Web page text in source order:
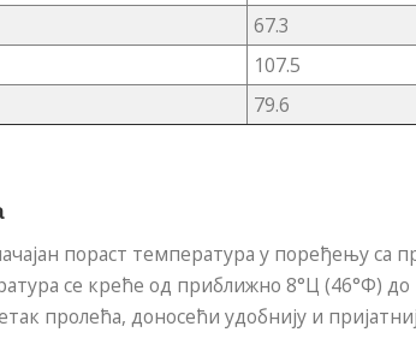
67.3
107.5
79.6
пораст температура у поређењу са
се креће од приближно 8°Ц (46°Ф)
пролећа, доносећи удобнију и